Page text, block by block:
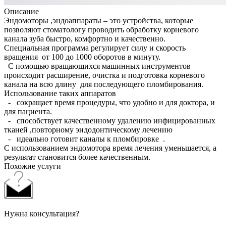
Описание
Эндомоторы ,эндоаппараты – это устройства, которые
позволяют стоматологу проводить обработку корневого
канала зуба быстро, комфортно и качественно.
Специальная программа регулирует силу и скорость
вращения от 100 до 1000 оборотов в минуту.
С помощью вращающихся машинных инструментов
происходит расширение, очистка и подготовка корневого
канала на всю длину для последующего пломбирования.
Использование таких аппаратов
- сокращает время процедуры, что удобно и для доктора, и
для пациента.
- способствует качественному удалению инфицированных
тканей ,повторному эндодонтическому лечению
- идеально готовит каналы к пломбировке .
С использованием эндомотора время лечения уменьшается, а
результат становится более качественным.
Похожие услуги
Нужна консультация?